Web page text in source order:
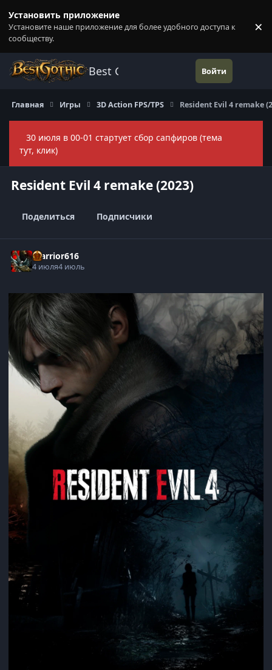
Установить приложение
Установите наше приложение для более удобного доступа к
сообществу.
×
Best Gothic Forums Войти
Главная Игры 3D Action FPS/TPS Resident Evil 4 remake
30 июля в 00-01 стартует сбор сапфиров (тема
тут, клик)
Resident Evil 4 remake (2023)
Поделиться Подписчики
Warrior616
4 июля4 июль